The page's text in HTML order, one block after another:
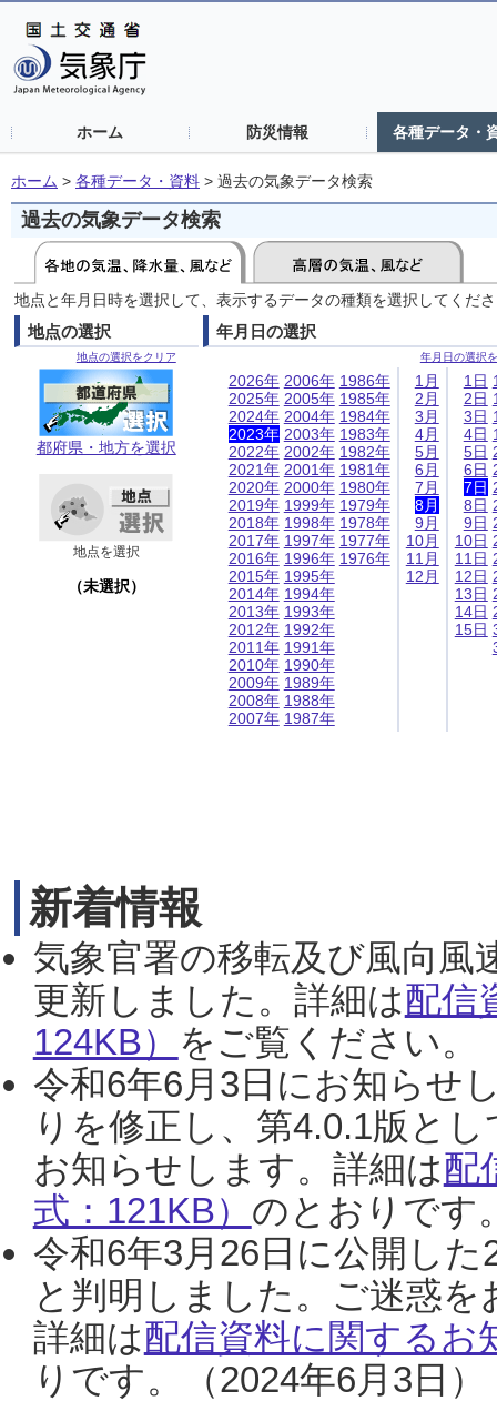
ホーム 防災情報 各種データ・
ホーム > 各種データ・資料 > 過去の気象データ検索
過去の気象データ検索
地点と年月日時を選択して、表示するデータの種類を選択してくだ
地点の選択
地点の選択をクリア
都府県・地方を選択
地点を選択
（未選択）
年月日の選択
年月日の選択
2026年
2025年
2024年
2023年
2022年
2021年
2020年
2019年
2018年
2017年
2016年
2015年
2014年
2013年
2012年
2011年
2010年
2009年
2008年
2007年
2006年
2005年
2004年
2003年
2002年
2001年
2000年
1999年
1998年
1997年
1996年
1995年
1994年
1993年
1992年
1991年
1990年
1989年
1988年
1987年
1986年
1985年
1984年
1983年
1982年
1981年
1980年
1979年
1978年
1977年
1976年
1月
2月
3月
4月
5月
6月
7月
8月
9月
10月
11月
12月
1日
2日
3日
4日
5日
6日
7日
8日
9日
10日
11日
12日
13日
14日
15日
新着情報
気象官署の移転及び風向風
更新しました。詳細は配信
124KB） をご覧ください。
令和6年6月3日にお知らせ
りを修正し、第4.0.1版と
お知らせします。詳細は配
式：121KB） のとおりです
令和6年3月26日に公開し
と判明しました。ご迷惑
詳細は配信資料に関するお
りです。（2024年6月3日）